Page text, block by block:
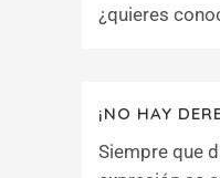
¿quieres
¡NO HAY
Siempre que